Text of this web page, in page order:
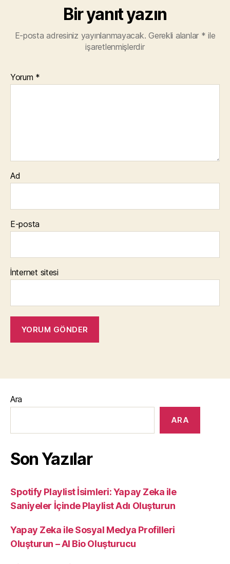
Bir yanıt yazın
E-posta adresiniz yayınlanmayacak. Gerekli alanlar * ile
işaretlenmişlerdir
Yorum *
Ad
E-posta
İnternet sitesi
Ara
ARA
Son Yazılar
Spotify Playlist İsimleri: Yapay Zeka ile
Saniyeler İçinde Playlist Adı Oluşturun
Yapay Zeka ile Sosyal Medya Profilleri
Oluşturun – AI Bio Oluşturucu